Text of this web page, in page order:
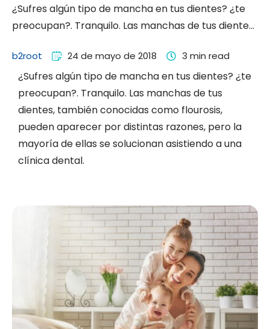
¿Sufres algún tipo de mancha en tus dientes? ¿te
preocupan?. Tranquilo. Las manchas de tus dientes,
b2root 24 de mayo de 2018 3 min read
¿Sufres algún tipo de mancha en tus dientes? ¿te
preocupan?. Tranquilo. Las manchas de tus
dientes, también conocidas como flourosis,
pueden aparecer por distintas razones, pero la
mayoría de ellas se solucionan asistiendo a una
clínica dental.